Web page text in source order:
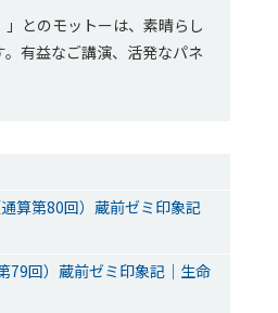
とのモットーは、素晴らし
有益なご講演、活発なパネ
算第80回）蔵前ゼミ印象記
79回）蔵前ゼミ印象記│生命